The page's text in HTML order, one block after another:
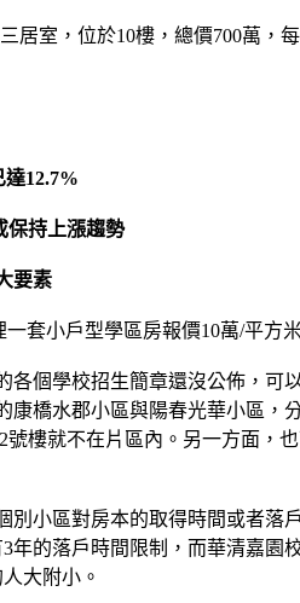
室，位於10樓，總價700萬，
12.7%
保持上漲趨勢
要素
小戶型學區房報價10萬/平方
學校招生簡章還沒公佈，可
橋水郡小區與陽春光華小區，
樓就不在片區內。另一方面，
區對房本的取得時間或者落
的落戶時間限制，而華清嘉園
大附小。